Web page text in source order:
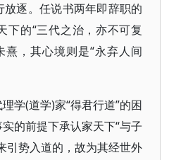
逐。任说书两年即辞职的
下的“三代之治，亦不可复
熹，其心境则是“永弃人间
学(道学)家“得君行道”的困
的前提下承认家天下“与子
引势入道的，故为其经世外